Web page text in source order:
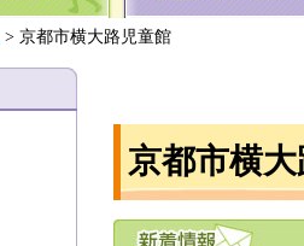
> 京都市横大路児童館
京都市横